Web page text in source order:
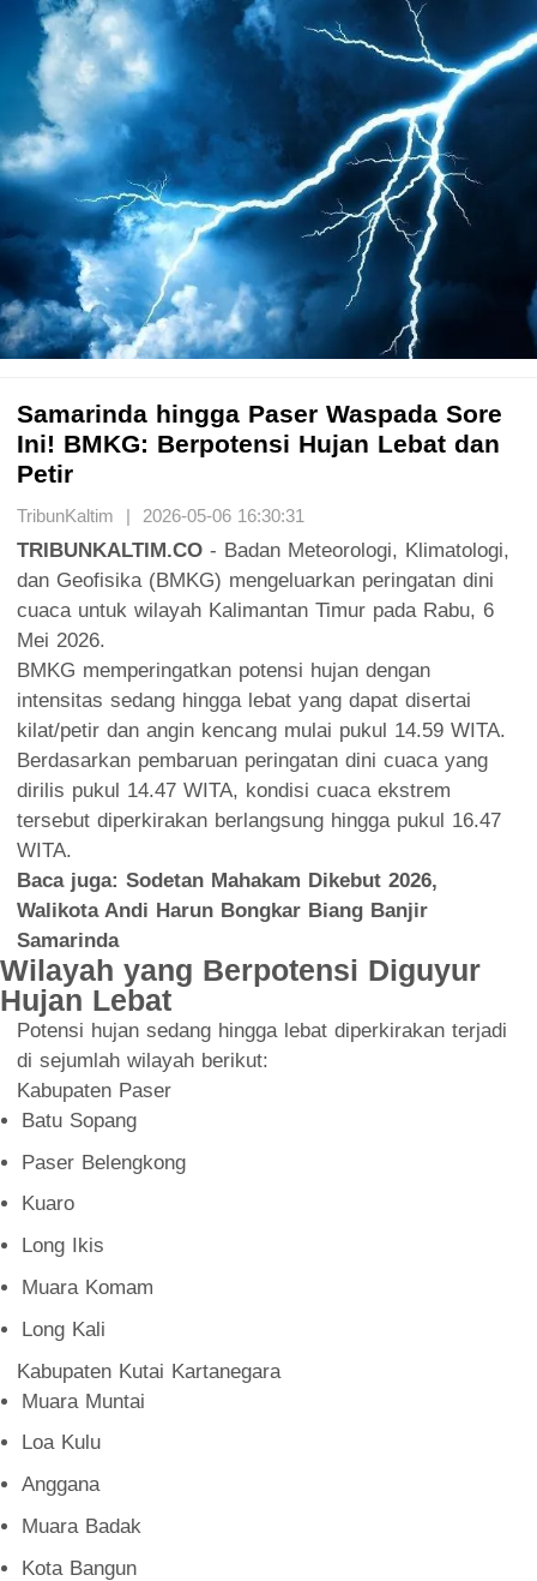
Samarinda hingga Paser Waspada Sore
Ini! BMKG: Berpotensi Hujan Lebat dan
Petir
TribunKaltim | 2026-05-06 16:30:31
TRIBUNKALTIM.CO - Badan Meteorologi, Klimatologi,
dan Geofisika (BMKG) mengeluarkan peringatan dini
cuaca untuk wilayah Kalimantan Timur pada Rabu, 6
Mei 2026.
BMKG memperingatkan potensi hujan dengan
intensitas sedang hingga lebat yang dapat disertai
kilat/petir dan angin kencang mulai pukul 14.59 WITA.
Berdasarkan pembaruan peringatan dini cuaca yang
dirilis pukul 14.47 WITA, kondisi cuaca ekstrem
tersebut diperkirakan berlangsung hingga pukul 16.47
WITA.
Baca juga: Sodetan Mahakam Dikebut 2026,
Walikota Andi Harun Bongkar Biang Banjir
Samarinda
Wilayah yang Berpotensi Diguyur
Hujan Lebat
Potensi hujan sedang hingga lebat diperkirakan terjadi
di sejumlah wilayah berikut:
Kabupaten Paser
Batu Sopang
Paser Belengkong
Kuaro
Long Ikis
Muara Komam
Long Kali
Kabupaten Kutai Kartanegara
Muara Muntai
Loa Kulu
Anggana
Muara Badak
Kota Bangun